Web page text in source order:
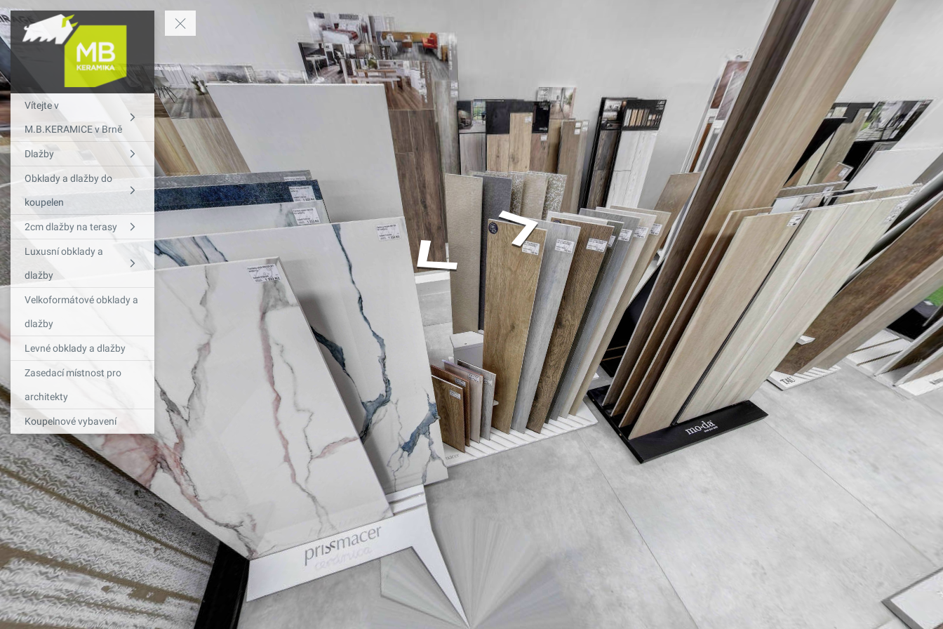
Vítejte v
M.B.KERAMICE v Brně
Dlažby
Obklady a dlažby do
koupelen
2cm dlažby na terasy
Luxusní obklady a
dlažby
Velkoformátové obklady a
dlažby
Levné obklady a dlažby
Zasedací místnost pro
architekty
Koupelnové vybavení